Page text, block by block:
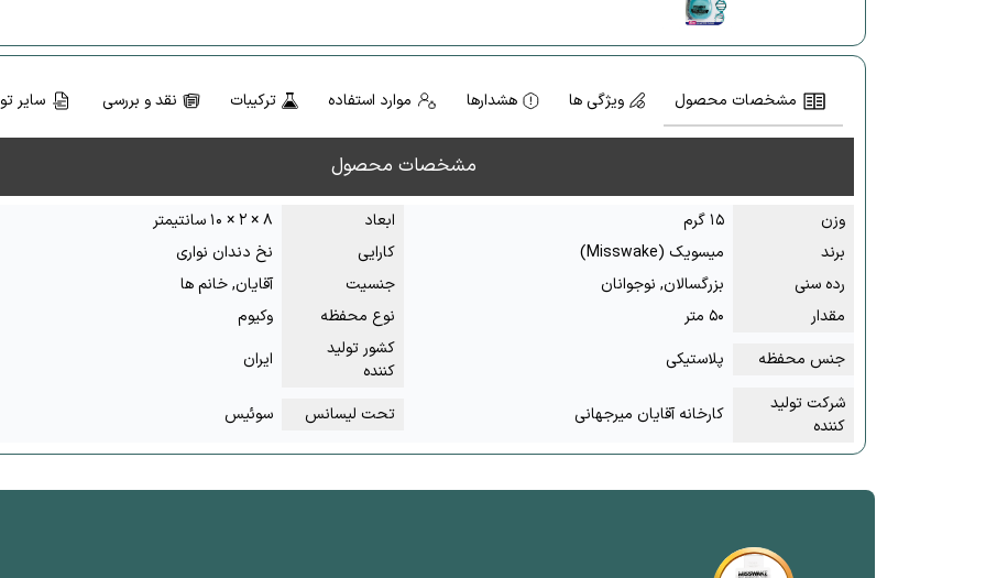
مشخصات محصول ویژگی ها هشدارها موارد استفاده ترکیبات نقد و بررسی سایر
مشخصات محصول
وزن ۱۵ گرم ابعاد
۸ × ۲ × ۱۰ سانتیمتر
برند
میسویک (Misswake) کارایی
نخ دندان نواری
رده سنی
بزرگسالان, نوجوانان جنسیت
آقایان, خانم ها
مقدار
۵۰ متر نوع محفظه
وکیوم
جنس محفظه
پلاستیکی
کشور تولید
کننده
ایران
شرکت تولید
کننده
کارخانه آقایان میرجهانی تحت لیسانس سوئیس